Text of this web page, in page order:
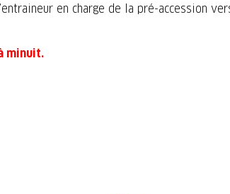
en charge de la pré-accession
minuit.